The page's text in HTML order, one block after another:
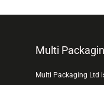
Multi
Multi Packaging Ltd